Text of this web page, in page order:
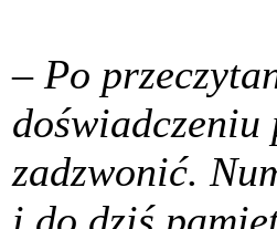
– Po
doświadczeniu
zadzwonić.